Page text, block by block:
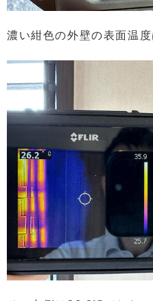
濃い紺色の外壁の表面温